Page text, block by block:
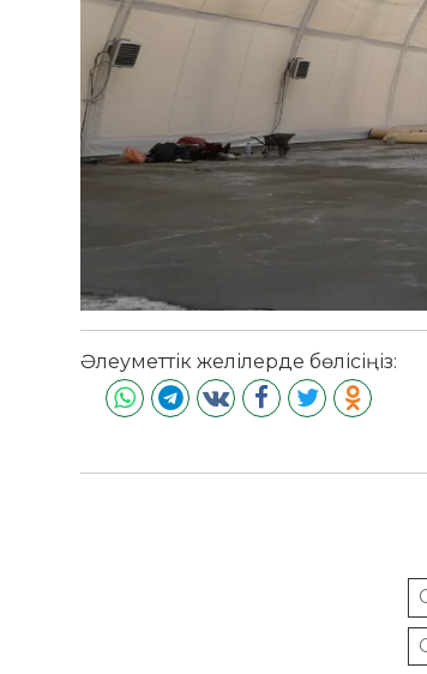
Әлеуметтік желілерде бөлісіңіз: